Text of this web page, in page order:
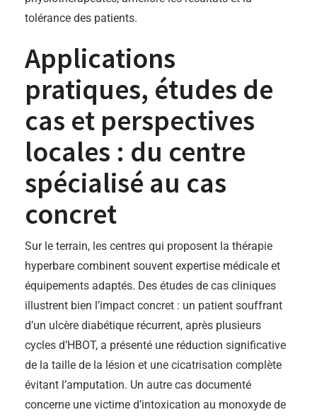
tolérance des patients.
Applications
pratiques, études de
cas et perspectives
locales : du centre
spécialisé au cas
concret
Sur le terrain, les centres qui proposent la thérapie
hyperbare combinent souvent expertise médicale et
équipements adaptés. Des études de cas cliniques
illustrent bien l’impact concret : un patient souffrant
d’un ulcère diabétique récurrent, après plusieurs
cycles d’HBOT, a présenté une réduction significative
de la taille de la lésion et une cicatrisation complète
évitant l’amputation. Un autre cas documenté
concerne une victime d’intoxication au monoxyde de